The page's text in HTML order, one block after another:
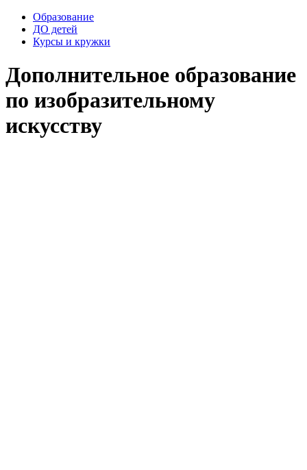
Образование
ДО детей
Курсы и кружки
Дополнительное образование
по изобразительному
искусству